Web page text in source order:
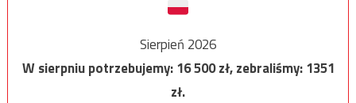
Sierpień 2026
W sierpniu potrzebujemy:16 500zł, zebraliśmy:1351
zł.